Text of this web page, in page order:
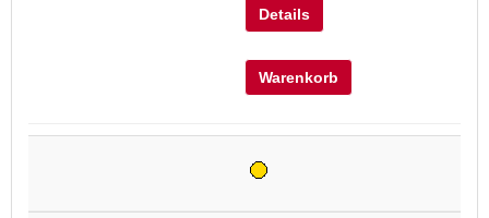
Details
Warenkorb